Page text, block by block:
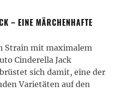
– EINE MÄRCHENHAFTE
Strain mit maximalem
Cinderella Jack
sich damit, eine der
Varietäten auf den